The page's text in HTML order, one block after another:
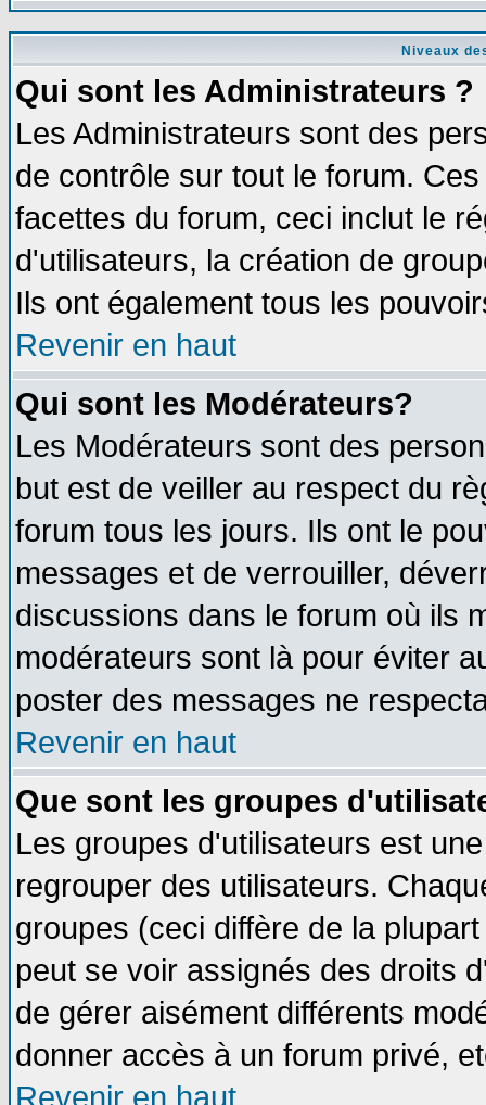
Niveaux
Qui sont les Administrateurs ?
Les Administrateurs sont des
de contrôle sur tout le forum.
facettes du forum, ceci inclut le
d'utilisateurs, la création de
Ils ont également tous les
Revenir en haut
Qui sont les Modérateurs?
Les Modérateurs sont des
but est de veiller au respect du
forum tous les jours. Ils ont le
messages et de verrouiller,
discussions dans le forum où ils
modérateurs sont là pour éviter
poster des messages ne
Revenir en haut
Que sont les groupes
Les groupes d'utilisateurs est
regrouper des utilisateurs.
groupes (ceci diffère de la
peut se voir assignés des droits
de gérer aisément différents
donner accès à un forum privé,
Revenir en haut